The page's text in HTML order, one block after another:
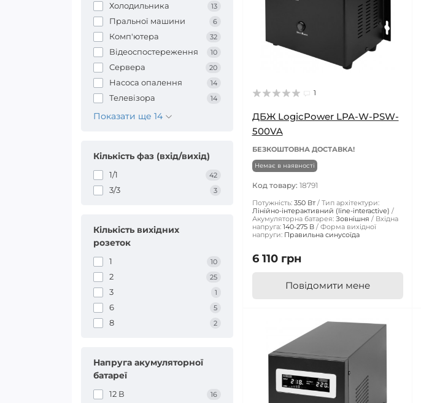
Холодильника 13
Пральної машини 6
Комп'ютера 32
Відеоспостереження 10
Сервера 20
Насоса опалення 14
Телевізора 14
Показати ще 14
Кількість фаз (вхід/вихід)
1/1 42
3/3 3
Кількість вихідних
розеток
1 10
2 25
3 1
6 5
8 2
Напруга акумуляторної
батареї
12 В 16
1
ДБЖ LogicPower LPA-W-PSW-
500VA
БЕЗКОШТОВНА ДОСТАВКА!
Немає в наявності
Код товару: 18791
Потужність: 350 Вт
Тип архітектури:
Лінійно-інтерактивний (line-interactive)
Акумуляторна батарея: Зовнішня
Вхідна
напруга: 140-275 В
Форма вихідної
напруги: Правильна синусоїда
6 110 грн
Повідомити мене